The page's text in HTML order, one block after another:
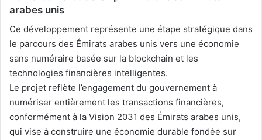
arabes unis
Ce développement représente une étape stratégique dans
le parcours des Émirats arabes unis vers une économie
sans numéraire basée sur la blockchain et les
technologies financières intelligentes.
Le projet reflète l’engagement du gouvernement à
numériser entièrement les transactions financières,
conformément à la Vision 2031 des Émirats arabes unis,
qui vise à construire une économie durable fondée sur